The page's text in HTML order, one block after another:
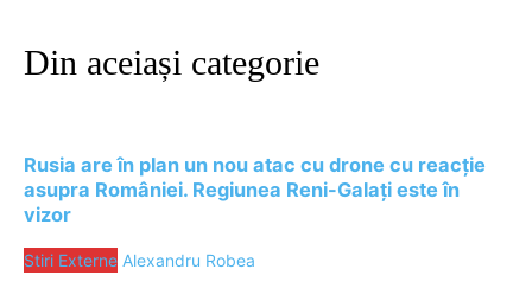
Din aceiași categorie
Rusia are în plan un nou atac cu drone cu reacție
asupra României. Regiunea Reni-Galați este în
vizor
Stiri Externe Alexandru Robea